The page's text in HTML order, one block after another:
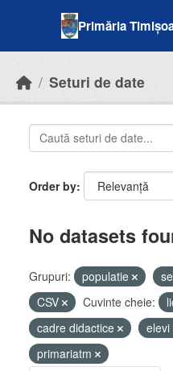
Primăria
Seturi de date
Order by
No datasets
Grupuri: populatie
CSV
Cuvinte cheie:
cadre didactice
elevi
primariatm